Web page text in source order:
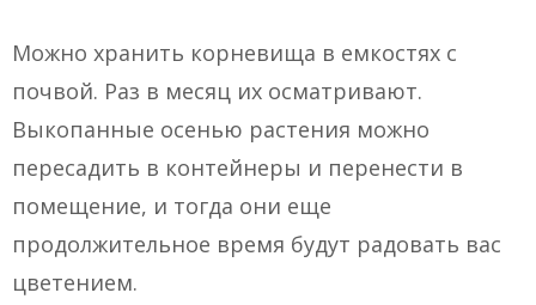
Можно хранить корневища в емкостях с
почвой. Раз в месяц их осматривают.
Выкопанные осенью растения можно
пересадить в контейнеры и перенести в
помещение, и тогда они еще
продолжительное время будут радовать вас
цветением.